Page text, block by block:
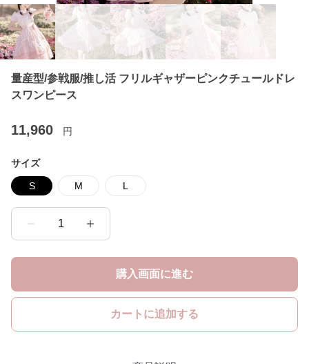
量産型/参戦服/推し活 フリルギャザーピンクチュールドレ
スワンピース
11,960 円
サイズ
S M L
1
購入画面に進む
カートに追加する